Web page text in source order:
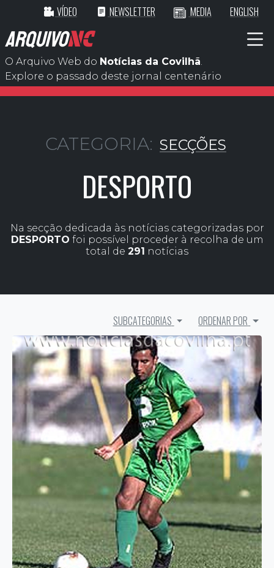
VÍDEO NEWSLETTER MEDIA ENGLISH
ARQUIVONC
O Arquivo Web do Notícias da Covilhã.
Explore o passado deste jornal centenário
CATEGORIA: SECÇÕES
DESPORTO
Na secção dedicada às notícias categorizadas por
DESPORTO foi possível proceder à recolha de um
total de 291 notícias
SUBCATEGORIAS ORDENAR POR